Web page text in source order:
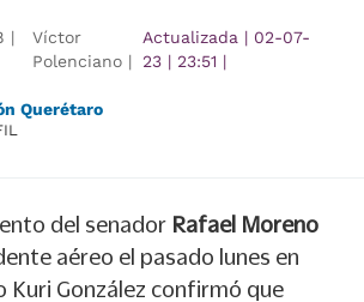
|
Víctor
Polenciano |
Actualizada | 02-07-
23 | 23:51 |
Querétaro
del senador Rafael Moreno
aéreo el pasado lunes en
Kuri González confirmó que